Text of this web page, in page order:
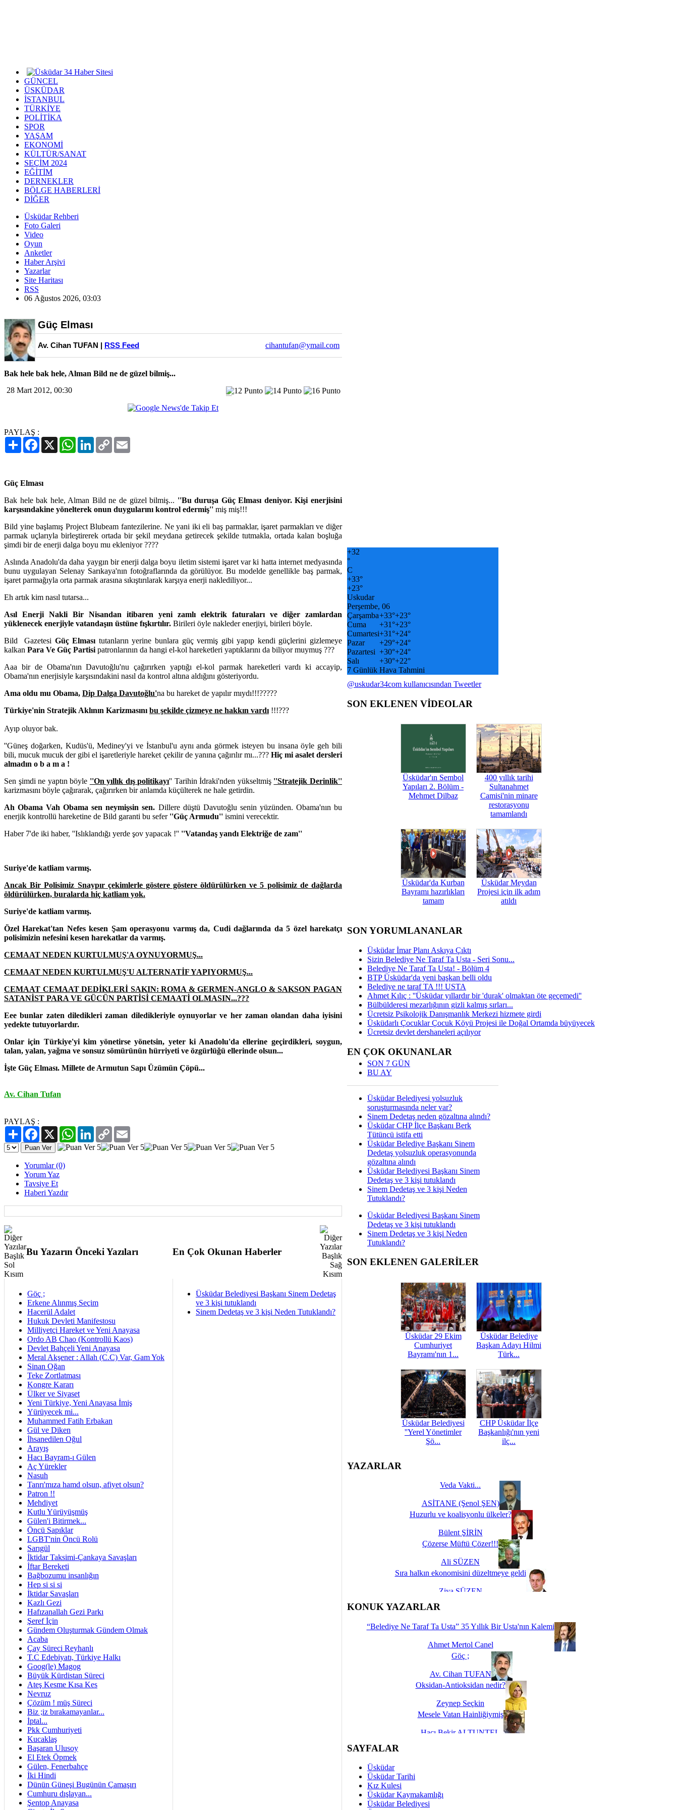
GÜNCEL
ÜSKÜDAR
İSTANBUL
TÜRKİYE
POLİTİKA
SPOR
YAŞAM
EKONOMİ
KÜLTÜR/SANAT
SEÇİM 2024
EĞİTİM
DERNEKLER
BÖLGE HABERLERİ
DİĞER
Üsküdar Rehberi
Foto Galeri
Video
Oyun
Anketler
Haber Arşivi
Yazarlar
Site Haritası
RSS
06 Ağustos 2026, 03:03
Güç Elması
Av. Cihan TUFAN | RSS Feed cihantufan@ymail.com
Bak hele bak hele, Alman Bild ne de güzel bilmiş...
28 Mart 2012, 00:30
PAYLAŞ :
PaylaşFacebook
X WhatsAppLinkedIn
Copy
Link
Güç Elması
Bak hele bak hele, Alman Bild ne de güzel bilmiş... ''Bu duruşa Güç Elması deniyor. Kişi enerjisini
karşısındakine yönelterek onun duygularını kontrol edermiş'' miş miş!!!
Bild yine başlamış Project Blubeam fantezilerine. Ne yani iki eli baş parmaklar, işaret parmakları ve diğer
parmak uçlarıyla birleştirerek ortada bir şekil meydana getirecek şekilde tutmakla, ortada kalan boşluğa
şimdi bir de enerji dalga boyu mu ekleniyor ????
Aslında Anadolu'da daha yaygın bir enerji dalga boyu iletim sistemi işaret var ki hatta internet medyasında
bunu uygulayan Selenay Sarıkaya'nın fotoğraflarında da görülüyor. Bu modelde genellikle baş parmak,
işaret parmağıyla orta parmak arasına sıkıştırılarak karşıya enerji naklediliyor...
Eh artık kim nasıl tutarsa...
Asıl Enerji Nakli Bir Nisandan itibaren yeni zamlı elektrik faturaları ve diğer zamlardan
yüklenecek enerjiyle vatandaşın üstüne fışkırtılır. Birileri öyle nakleder enerjiyi, birileri böyle.
Bild Gazetesi Güç Elması tutanların yerine bunlara güç vermiş gibi yapıp kendi güçlerini gizlemeye
kalkan Para Ve Güç Partisi patronlarının da hangi el-kol hareketleri yaptıklarını da biliyor muymuş ???
Aaa bir de Obama'nın Davutoğlu'nu çağırırken yaptığı el-kol parmak hareketleri vardı ki accayip,
Obama'nın enerjisiyle karşısındakini nasıl da kontrol altına aldığını gösteriyordu.
Ama oldu mu Obama, Dip Dalga Davutoğlu'na bu hareket de yapılır mıydı!!!?????
Türkiye'nin Stratejik Aklının Karizmasını bu şekilde çizmeye ne hakkın vardı !!!???
Ayıp oluyor bak.
''Güneş doğarken, Kudüs'ü, Mediney'yi ve İstanbul'u aynı anda görmek isteyen bu insana öyle geh bili
bili, mucuk mucuk der gibi el işaretleriyle hareket çekilir de yanına çağırılır mı...??? Hiç mi asalet dersleri
almadın o b a m a !
Sen şimdi ne yaptın böyle ''On yıllık dış politikayı'' Tarihin İdraki'nden yükseltmiş ''Stratejik Derinlik''
karizmasını böyle çağırarak, çağırırken bir anlamda küçülterek ne hale getirdin.
Ah Obama Vah Obama sen neymişsin sen. Dillere düştü Davutoğlu senin yüzünden. Obama'nın bu
enerjik kontrollü hareketine de Bild garanti bu sefer ''Güç Armudu'' ismini verecektir.
Haber 7'de iki haber, ''Islıklandığı yerde şov yapacak !'' ''Vatandaş yandı Elektriğe de zam''
Suriye'de katliam varmış.
Ancak Bir Polisimiz Snaypır çekimlerle göstere göstere öldürülürken ve 5 polisimiz de dağlarda
öldürülürken, buralarda hiç katliam yok.
Suriye'de katliam varmış.
Özel Harekat'tan Nefes kesen Şam operasyonu varmış da, Cudi dağlarında da 5 özel harekatçı
polisimizin nefesini kesen harekatlar da varmış.
CEMAAT NEDEN KURTULMUŞ'A OYNUYORMUŞ...
CEMAAT NEDEN KURTULMUŞ'U ALTERNATİF YAPIYORMUŞ...
CEMAAT CEMAAT DEDİKLERİ SAKIN: ROMA & GERMEN-ANGLO & SAKSON PAGAN
SATANİST PARA VE GÜCÜN PARTİSİ CEMAATİ OLMASIN...???
Eee bunlar zaten diledikleri zaman diledikleriyle oynuyorlar ve her zaman olandan daha iyisini
yedekte tutuyorlardır.
Onlar için Türkiye'yi kim yönetirse yönetsin, yeter ki Anadolu'da ellerine geçirdikleri, soygun,
talan, yalan, yağma ve sonsuz sömürünün hürriyeti ve özgürlüğü ellerinde olsun...
İşte Güç Elması. Millete de Armutun Sapı Üzümün Çöpü...
Av. Cihan Tufan
PAYLAŞ :
PaylaşFacebook
X WhatsAppLinkedIn
Copy
Link
Yorumlar (0)
Yorum Yaz
Tavsiye Et
Haberi Yazdır
Bu Yazarın Önceki Yazıları En Çok Okunan Haberler
Göç ;
Erkene Alınmış Seçim
Hacerül Adalet
Hukuk Devleti Manifestosu
Milliyetçi Hareket ve Yeni Anayasa
Ordo AB Chao (Kontrollü Kaos)
Devlet Bahçeli Yeni Anayasa
Meral Akşener : Allah (C.C) Var, Gam Yok
Sinan Oğan
Teke Zortlatması
Kongre Kararı
Ülker ve Siyaset
Yeni Türkiye, Yeni Anayasa İmiş
Yürüyecek mi...
Muhammed Fatih Erbakan
Gül ve Diken
İhsanedilen Oğul
Arayış
Hacı Bayram-ı Gülen
Aç Yürekler
Nasuh
Tanrı'mıza hamd olsun, afiyet olsun?
Patron !!
Mehdiyet
Kutlu Yürüyüşmüş
Gülen'i Bitirmek...
Öncü Sapıklar
LGBT'nin Öncü Rolü
Sarıgül
İktidar Taksimi-Çankaya Savaşları
İftar Bereketi
Bağbozumu insanlığın
Hep si si si
İktidar Savaşları
Kazlı Gezi
Hafızanallah Gezi Parkı
Şeref İçin
Gündem Oluşturmak Gündem Olmak
Acaba
Çay Süreci Reyhanlı
T.C Edebiyatı, Türkiye Halkı
Goog(le) Magog
Büyük Kürdistan Süreci
Ateş Kesme Kısa Kes
Nevruz
Çözüm ! müş Süreci
Biz ;iz bırakamayanlar...
İptal...
Pkk Cumhuriyeti
Kucaklaş
Başaran Ulusoy
El Etek Öpmek
Gülen, Fenerbahçe
İki Hindi
Dünün Güneşi Bugünün Çamaşırı
Cumhuru dışlayan...
Şentop Anayasa
Üsküdar Belediyesi Başkanı Sinem Dedetaş
ve 3 kişi tutuklandı
Sinem Dedetaş ve 3 kişi Neden Tutuklandı?
+32
°
C
+33°
+23°
Uskudar
Perşembe, 06
Çarşamba+33°+23°
Cuma
+31°+23°
Cumartesi+31°+24°
Pazar
+29°+24°
Pazartesi +30°+24°
Salı
+30°+22°
7 Günlük Hava Tahmini
@uskudar34com kullanıcısından Tweetler
SON EKLENEN VİDEOLAR
Üsküdar'ın Sembol
Yapıları 2. Bölüm -
Mehmet Dilbaz
400 yıllık tarihi
Sultanahmet
Camisi'nin minare
restorasyonu
tamamlandı
Üsküdar'da Kurban
Bayramı hazırlıkları
tamam
Üsküdar Meydan
Projesi için ilk adım
atıldı
SON YORUMLANANLAR
Üsküdar İmar Planı Askıya Çıktı
Sizin Belediye Ne Taraf Ta Usta - Seri Sonu...
Belediye Ne Taraf Ta Usta! - Bölüm 4
BTP Üsküdar'da yeni başkan belli oldu
Belediye ne taraf TA !!! USTA
Ahmet Kılıç : ''Üsküdar yıllardır bir 'durak' olmaktan öte geçemedi''
Bülbülderesi mezarlığının gizli kalmış sırları...
Ücretsiz Psikolojik Danışmanlık Merkezi hizmete girdi
Üsküdarlı Çocuklar Çocuk Köyü Projesi ile Doğal Ortamda büyüyecek
Ücretsiz devlet dershaneleri açılıyor
EN ÇOK OKUNANLAR
SON 7 GÜN
BU AY
Üsküdar Belediyesi yolsuzluk
soruşturmasında neler var?
Sinem Dedetaş neden gözaltına alındı?
Üsküdar CHP İlçe Başkanı Berk
Tütüncü istifa etti
Üsküdar Belediye Başkanı Sinem
Dedetaş yolsuzluk operasyonunda
gözaltına alındı
Üsküdar Belediyesi Başkanı Sinem
Dedetaş ve 3 kişi tutuklandı
Sinem Dedetaş ve 3 kişi Neden
Tutuklandı?
Üsküdar Belediyesi Başkanı Sinem
Dedetaş ve 3 kişi tutuklandı
Sinem Dedetaş ve 3 kişi Neden
Tutuklandı?
SON EKLENEN GALERİLER
Üsküdar 29 Ekim
Cumhuriyet
Bayramı'nın 1...
Üsküdar Belediye
Başkan Adayı Hilmi
Türk...
Üsküdar Belediyesi
''Yerel Yönetimler
Şö...
CHP Üsküdar İlçe
Başkanlığı'nın yeni
ilç...
YAZARLAR
Veda Vakti...
ASİTANE (Şenol ŞEN)
Huzurlu ve koalisyonlu ülkeler?
Bülent ŞİRİN
Çözerse Müftü Çözer!!!
Ali SÜZEN
Sıra halkın ekonomisini düzeltmeye geldi
Ziya SÜZEN
İşte Biz buyuz...
KONUK YAZARLAR
“Belediye Ne Taraf Ta Usta” 35 Yıllık Bir Usta'nın Kalemi
Ahmet Mertol Canel
Göç ;
Av. Cihan TUFAN
Oksidan-Antioksidan nedir?
Zeynep Seçkin
Mesele Vatan Hainliğiymiş
Hacı Bekir ALTUNTEL
Dünya Fani, Ama Kısa Bir Süre De Olsa Burdayız
Savaş ŞENEL
Hukukun Adaleti Kalmadı Üstadım!
SAYFALAR
Üsküdar
Üsküdar Tarihi
Kız Kulesi
Üsküdar Kaymakamlığı
Üsküdar Belediyesi